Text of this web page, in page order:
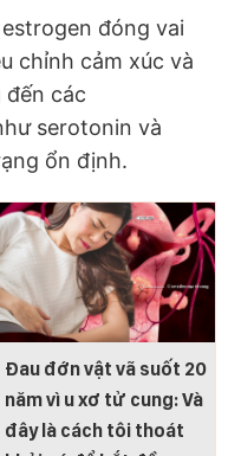
đóng vai
chỉnh cảm xúc và
đến các
serotonin và
ổn định.
Đau đớn vật vã suốt 20
năm vì u xơ tử cung: Và
đây là cách tôi thoát